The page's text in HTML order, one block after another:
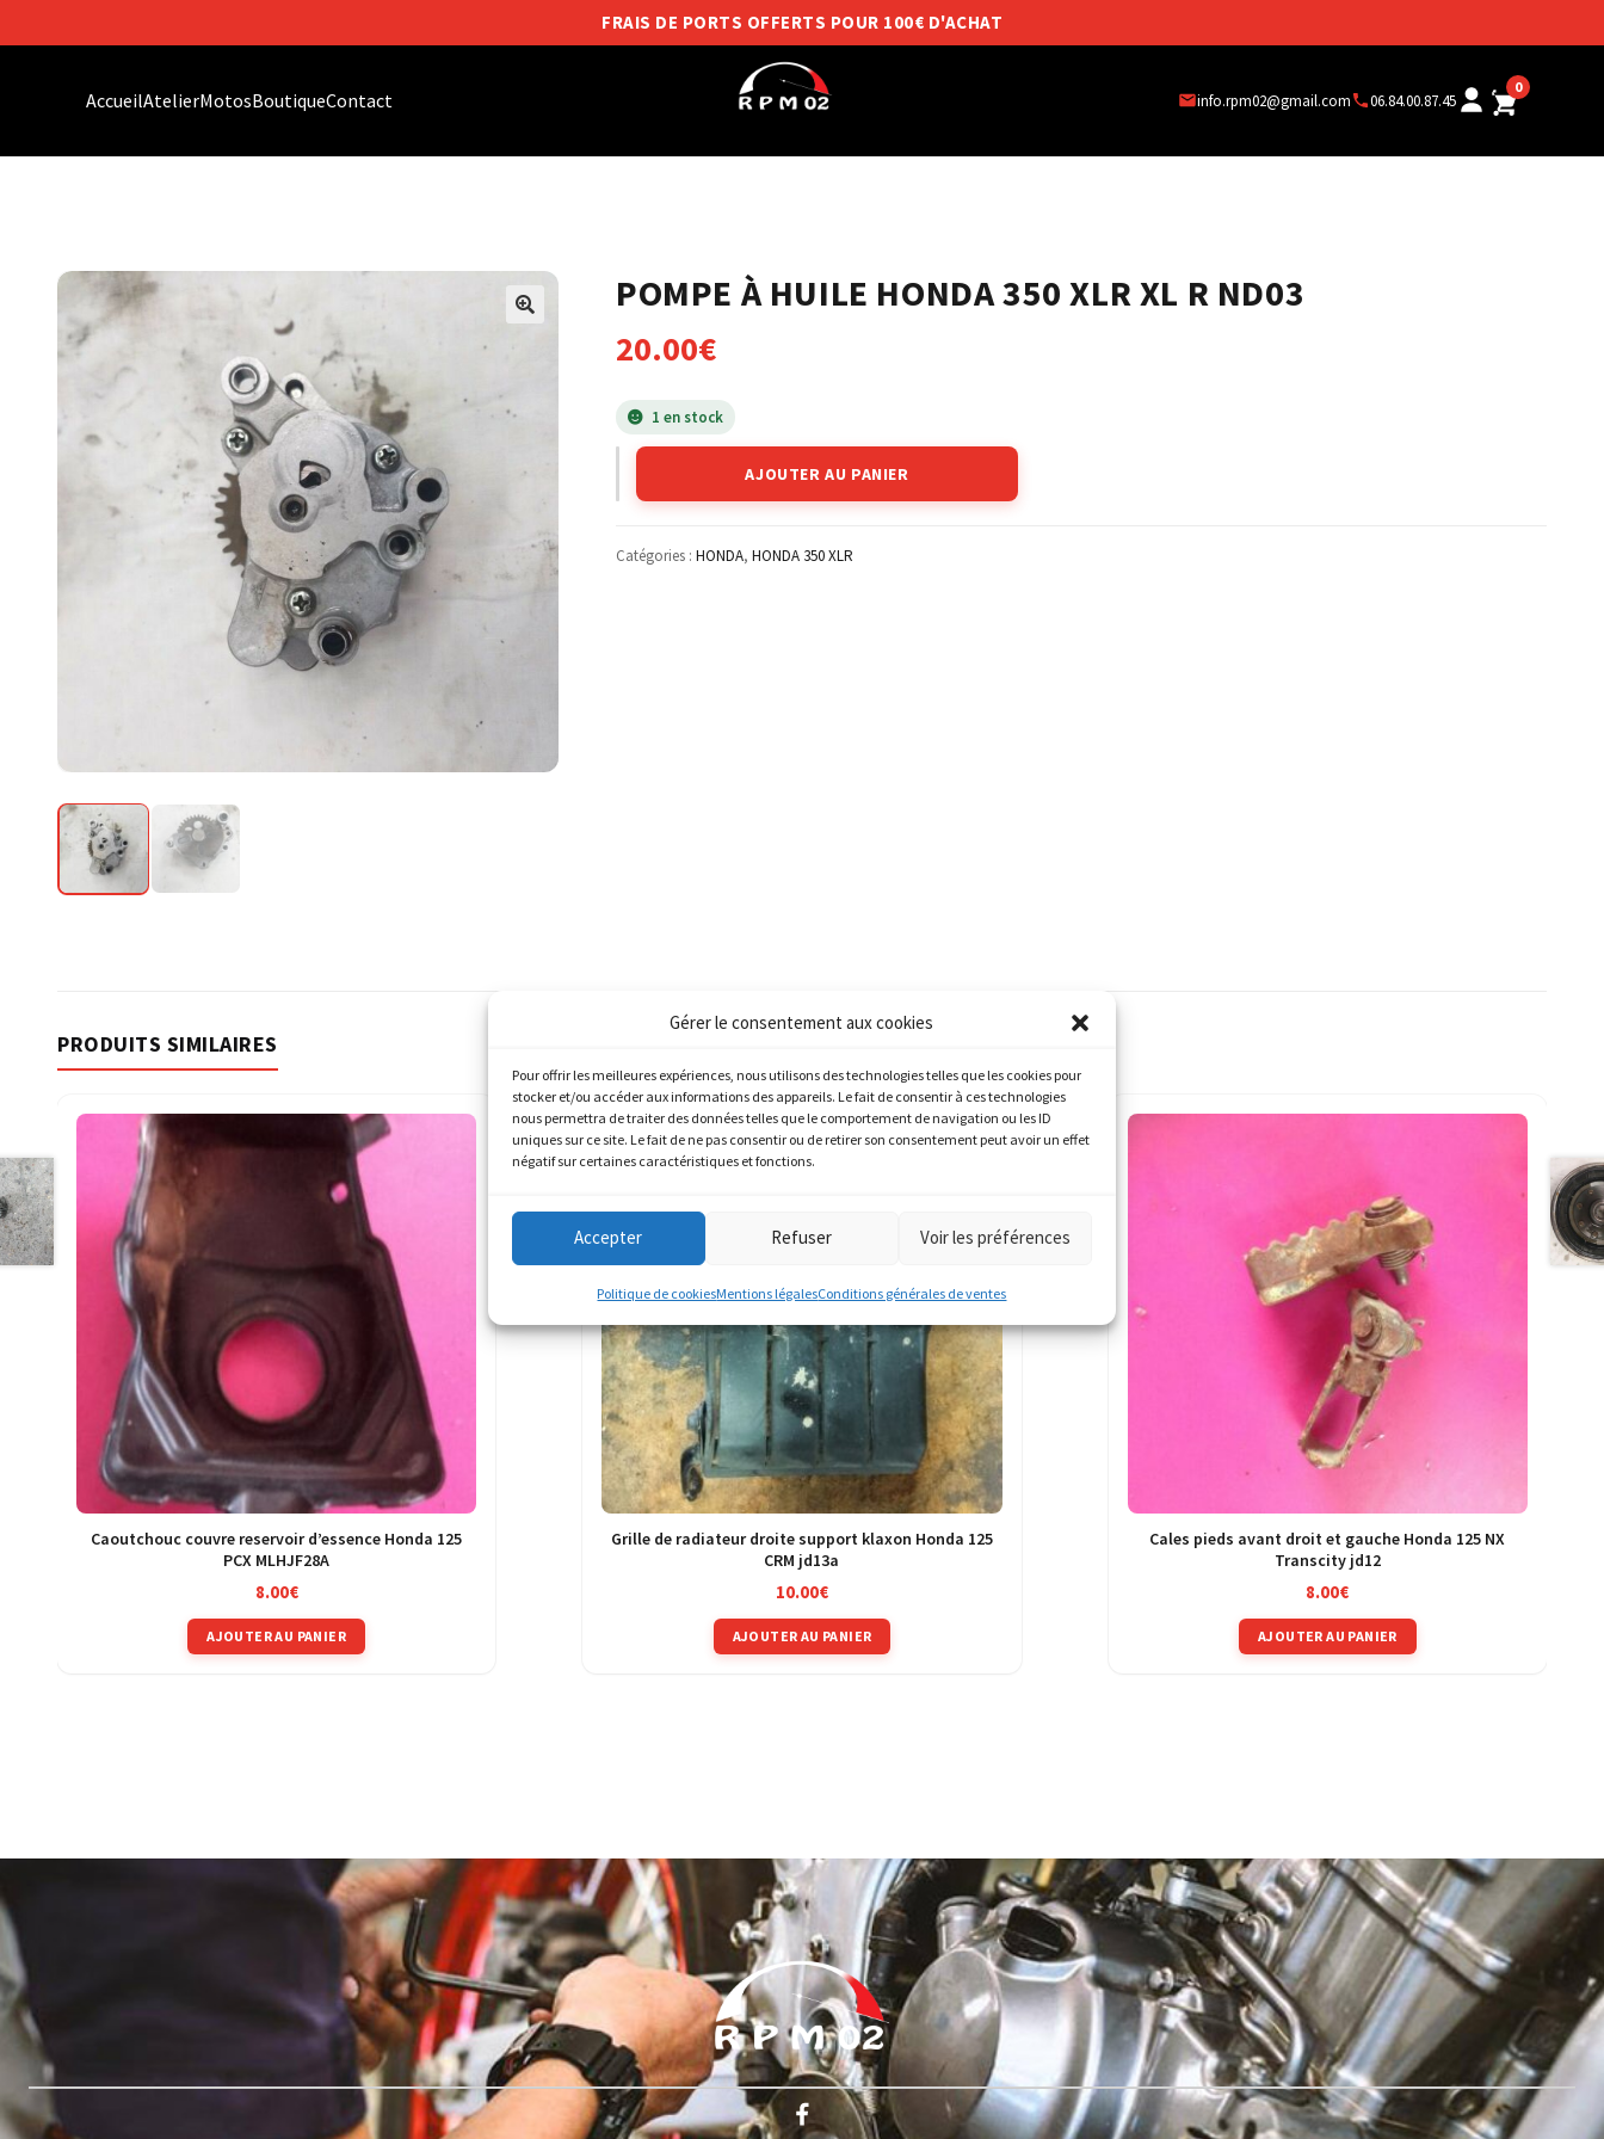
Gérer le consentement aux cookies
Pour offrir les meilleures expériences, nous utilisons des technologies telles que les cookies pour
stocker et/ou accéder aux informations des appareils. Le fait de consentir à ces technologies
nous permettra de traiter des données telles que le comportement de navigation ou les ID
uniques sur ce site. Le fait de ne pas consentir ou de retirer son consentement peut avoir un effet
négatif sur certaines caractéristiques et fonctions.
Accepter Refuser Voir les préférences
Politique de cookiesMentions légalesConditions générales de ventes
FRAIS DE PORTS OFFERTS POUR 100€ D'ACHAT
AccueilAtelierMotosBoutiqueContact info.rpm02@gmail.com 06.84.00.87.45
0
POMPE À HUILE HONDA 350 XLR XL R ND03
20.00€
1 en stock
AJOUTER AU PANIER
Catégories : HONDA, HONDA 350 XLR
PRODUITS SIMILAIRES
Caoutchouc couvre reservoir d’essence Honda 125
PCX MLHJF28A
8.00€
AJOUTER AU PANIER
Grille de radiateur droite support klaxon Honda 125
CRM jd13a
10.00€
AJOUTER AU PANIER
Cales pieds avant droit et gauche Honda 125 NX
Transcity jd12
8.00€
AJOUTER AU PANIER